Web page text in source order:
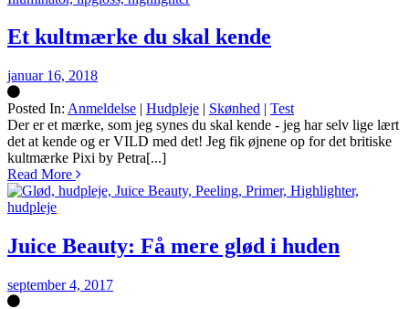
Et kultmærke du skal kende
januar 16, 2018
Posted In: Anmeldelse | Hudpleje | Skønhed | Test
Silke
Der er et mærke, som jeg synes du skal kende - jeg har selv lige lært
det at kende og er VILD med det! Jeg fik øjnene op for det britiske
kultmærke Pixi by Petra[...]
Read More
Juice Beauty: Få mere glød i huden
september 4, 2017